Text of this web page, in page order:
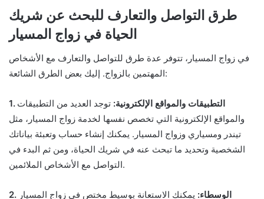
طرق التواصل والتعارف للبحث عن شريك
الحياة في زواج المسيار
في زواج المسيار، تتوفر عدة طرق للتواصل والتعارف مع الأشخاص
المهتمين بالزواج. إليك بعض الطرق الشائعة:
1. التطبيقات والمواقع الإلكترونية: توجد العديد من التطبيقات
والمواقع الإلكترونية التي تخصص نفسها لخدمة زواج المسيار، مثل
تيندر ومسياري وزواج المسيار. يمكنك إنشاء حساب وتعبئة بياناتك
الشخصية وتحديد ما تبحث عنه في شريك الحياة، ومن ثم البدء في
التواصل مع الأشخاص الملائمين.
2. الوسطاء: يمكنك الاستعانة بوسيط مختص في زواج المسيار